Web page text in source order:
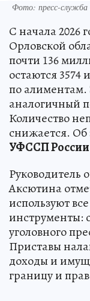
Фото: пресс-
С начала 2026
Орловской
почти 136
остаются 3574
по алиментам.
аналогичный
Количество
снижается. Об
УФССП России
Руководитель
Аксютина
используют
инструменты:
уголовного
Приставы
доходы и
границу и